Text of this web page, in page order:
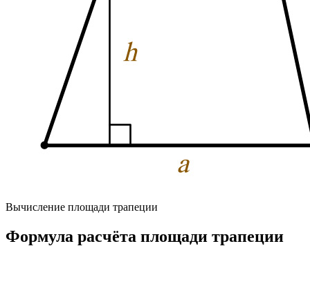
Вычисление площади трапеции
Формула расчёта площади трапеции